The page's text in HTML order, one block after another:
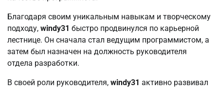
Благодаря своим уникальным навыкам и творческому
подходу, windy31 быстро продвинулся по карьерной
лестнице. Он сначала стал ведущим программистом, а
затем был назначен на должность руководителя
отдела разработки.
В своей роли руководителя, windy31 активно развивал